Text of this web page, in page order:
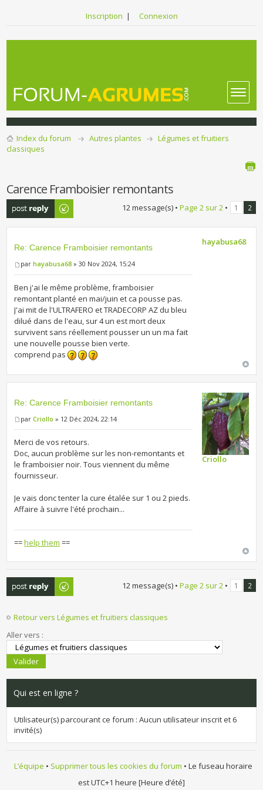
Inscription | Connexion
Index du forum Autres plantes
Légumes et fruitiers
classiques
Carence Framboisier remontants
Publier une
réponse
12 message(s) • Page 2sur2• 1 2
Re: Carence Framboisier remontants
parhayabusa68 » 30 Nov 2024, 15:24
Ben j'ai le même problème, framboisier
remontant planté en mai/juin et ca pousse pas.
J'ai mit de l'ULTRAFERO et TRADECORP AZ du bleu
dilué dans de l'eau, sur 4 un est mort deux
survivent sans réellement pousser un un ma fait
une nouvelle pousse bien verte.
comprend pas
hayabusa68
Re: Carence Framboisier remontants
parCriollo » 12 Déc 2024, 22:14
Merci de vos retours.
Doc, aucun problème sur les non-remontants et
le framboisier noir. Tous viennent du même
fournisseur.
Je vais donc tenter la cure étalée sur 1 ou 2 pieds.
Affaire à suivre l'été prochain...
==help them ==
Criollo
Publier une
réponse
12 message(s) • Page 2sur2• 1 2
Retour vers Légumes et fruitiers classiques
Aller vers :
Qui est en ligne ?
Utilisateur(s) parcourant ce forum : Aucun utilisateur inscrit et 6
invité(s)
L’équipe • Supprimer tous les cookies du forum • Le fuseau horaire
est UTC+1 heure [Heure d’été]